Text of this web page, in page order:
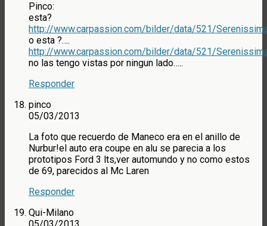
Pinco:
esta?
http://www.carpassion.com/bilder/data/521/
o esta ?….
http://www.carpassion.com/bilder/data/521/
no las tengo vistas por ningun lado…..
Responder
pinco
05/03/2013
La foto que recuerdo de Maneco era en el anillo de
Nurbur!el auto era coupe en alu se parecia a los
prototipos Ford 3 lts,ver automundo y no como estos
de 69, parecidos al Mc Laren
Responder
Qui-Milano